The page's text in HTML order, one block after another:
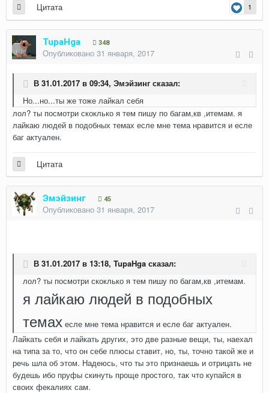
1
Цитата
TupaHga 348
Опубликовано 31 января, 2017
В 31.01.2017 в 09:34, Эмэйзинг сказал:
Но...но...ты же тоже лайкал себя
лол? ты посмотри скоклько я тем пишу по багам,кв ,итемам. я
лайкаю людей в подобных темах есле мне тема нравится и есле
баг актуален.
Цитата
Эмэйзинг 45
Опубликовано 31 января, 2017
В 31.01.2017 в 13:18, TupaHga сказал:
лол? ты посмотри скоклько я тем пишу по багам,кв ,итемам.
я лайкаю людей в подобных
темах есле мне тема нравится и есле баг актуален.
Лайкать себя и лайкать других, это две разные вещи, ты, наехал
на типа за то, что он себе плюсы ставит, но, ты, точно такой же и
речь шла об этом. Надеюсь, что ты это признаешь и отрицать не
будешь ибо пруфы скинуть проще простого, так что купайся в
своих фекалиях сам.